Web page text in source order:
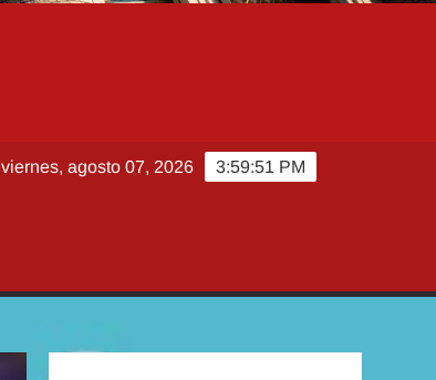
3:59:52 PM
viernes, agosto 07, 2026